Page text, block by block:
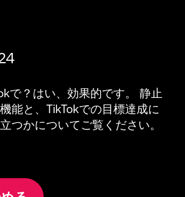
で？はい、効果的です。 静止
能と、TikTokでの目標達成に
つかについてご覧ください。